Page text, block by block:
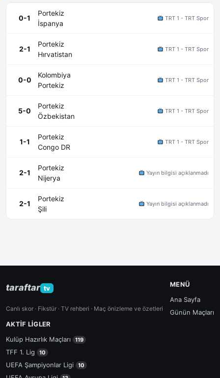
0-1
Portekiz
İspanya
TRT 1 - TRT Spor
2-1
Portekiz
Hırvatistan
TRT 1 - TRT Spor
0-0
Kolombiya
Portekiz
TRT 1 - TRT Spor
5-0
Portekiz
Özbekistan
TRT 1 - TRT Spor
1-1
Portekiz
Congo DR
TRT 1 - TRT Spor
2-1
Portekiz
Nijerya
Yayın bilgisi açıklanmadı
2-1
Portekiz
Şili
Yayın bilgisi açıklanmadı
taraftar tv
Canlı skor · Fikstür · TV rehberi · Maç önizleme ve özetleri
MENÜ
Ana Sayfa
Günün Maçları
AKTIF LIGLER
Kulüp Hazırlık Maçları
119
TFF 1. Lig 10
UEFA Şampiyonlar Ligi 10